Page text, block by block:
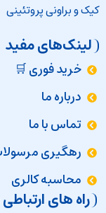
کیک و براونی پروتئینی
لینک‌های مفید
خرید فوری 🛒
درباره ما
تماس با ما
رهگیری
محاسبه کالری
راه های